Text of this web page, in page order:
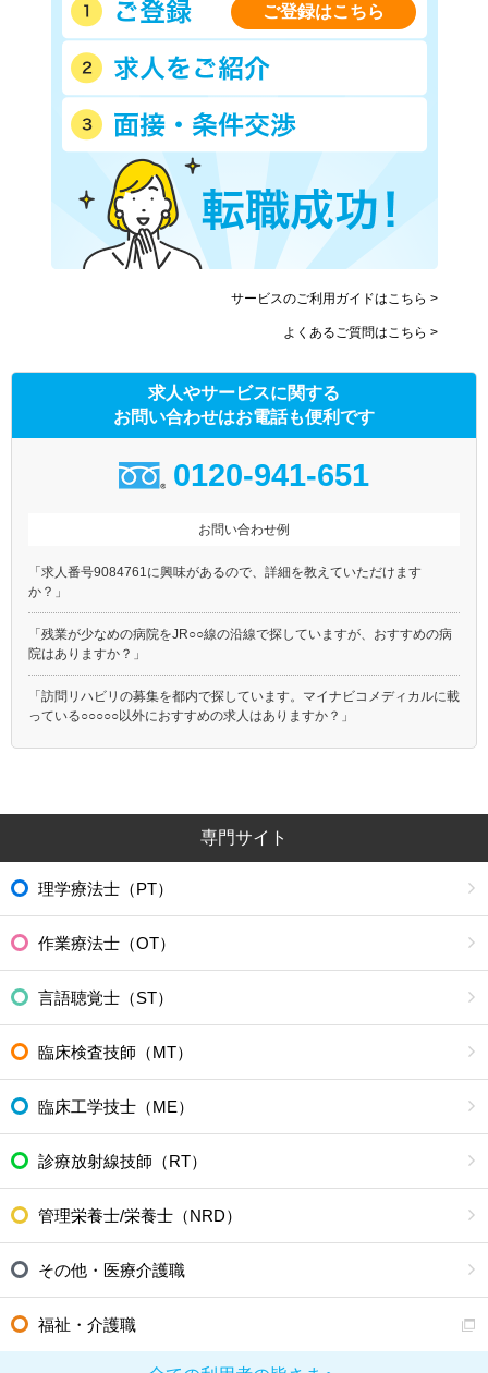
ご登録はこちら
サービスのご利用ガイドはこちら >
よくあるご質問はこちら >
求人やサービスに関する
お問い合わせはお電話も便利です
0120-941-651
お問い合わせ例
「求人番号9084761に興味があるので、詳細を教えていただけます
か？」
「残業が少なめの病院をJR○○線の沿線で探していますが、おすすめの病
院はありますか？」
「訪問リハビリの募集を都内で探しています。マイナビコメディカルに載
っている○○○○○以外におすすめの求人はありますか？」
専門サイト
理学療法士（PT）
作業療法士（OT）
言語聴覚士（ST）
臨床検査技師（MT）
臨床工学技士（ME）
診療放射線技師（RT）
管理栄養士/栄養士（NRD）
その他・医療介護職
福祉・介護職